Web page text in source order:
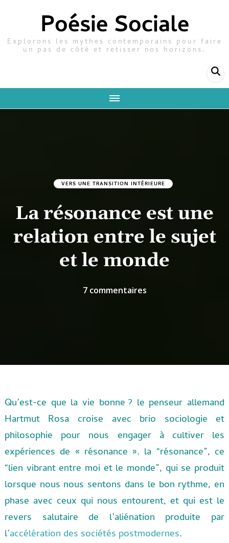
Poésie Sociale
Explorons les mythes contemporains pour faire
un pas de côté et retisser nos horizons.
VERS UNE TRANSITION INTÉRIEURE
La résonance est une
relation entre le sujet
et le monde
7 commentairessur
sujet
et
monde
Qu’est-ce que la vie bonne ? le penseur allemand
Hartmut Rosa croise avec brio sociologie et
philosophie pour nous engager à cultiver les
expériences de « résonance ». la “résonance”, ce
“lien vibrant entre moi et le monde”, qui se produit
lorsque nous nous sentons dans le bon rythme, en
phase avec ceux qui nous entourent, et qui est le
revers salutaire de l’aliénation produite par
l’accélération des sociétés postmodernes.